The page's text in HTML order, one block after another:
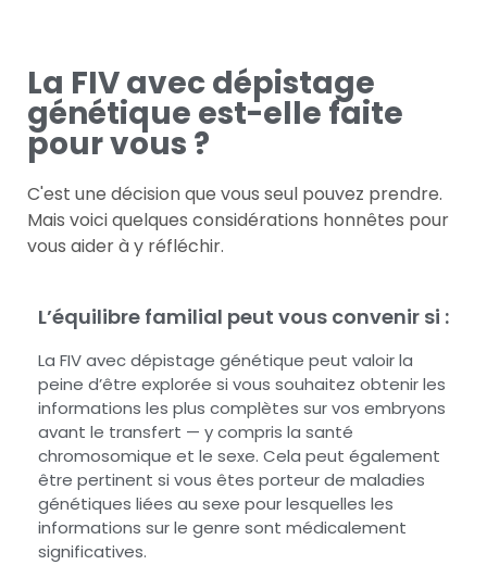
La FIV avec dépistage
génétique est-elle faite
pour vous ?
C'est une décision que vous seul pouvez prendre.
Mais voici quelques considérations honnêtes pour
vous aider à y réfléchir.
L’équilibre familial peut vous convenir si :
La FIV avec dépistage génétique peut valoir la
peine d’être explorée si vous souhaitez obtenir les
informations les plus complètes sur vos embryons
avant le transfert — y compris la santé
chromosomique et le sexe. Cela peut également
être pertinent si vous êtes porteur de maladies
génétiques liées au sexe pour lesquelles les
informations sur le genre sont médicalement
significatives.